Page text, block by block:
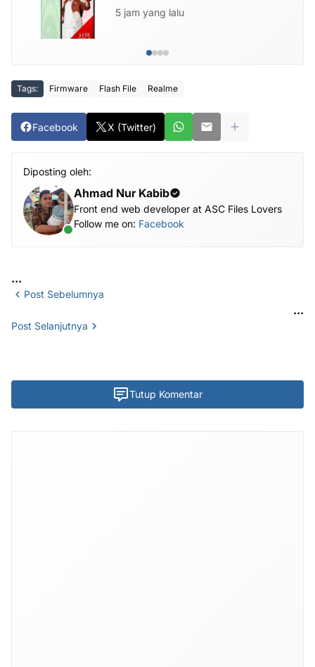
5 jam yang lalu
Tags: Firmware Flash File Realme
Facebook X (Twitter)
Diposting oleh:
Ahmad Nur Kabib
Front end web developer at ASC Files Lovers
Follow me on: Facebook
...
Post Sebelumnya
...
Post Selanjutnya
Tutup Komentar